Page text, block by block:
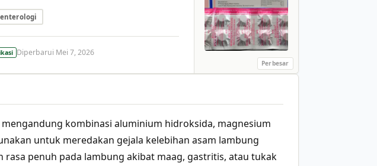
Perbesar
Diperbarui Mei 7, 2026
kombinasi aluminium hidroksida, magnesium
untuk meredakan gejala kelebihan asam lambung
penuh pada lambung akibat maag, gastritis, atau tukak